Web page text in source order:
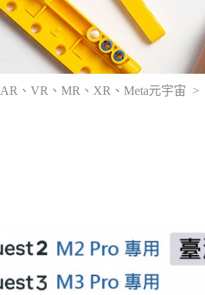
AR、VR、MR、XR、Meta元宇宙